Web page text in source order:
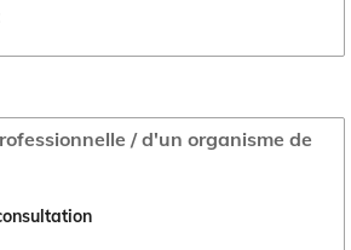
/ d'un organisme de